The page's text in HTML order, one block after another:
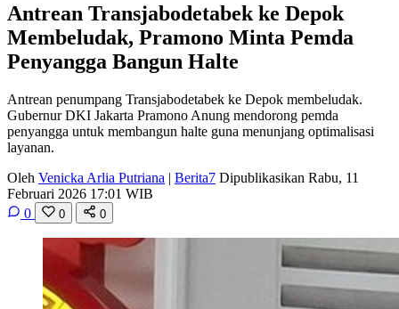
Antrean Transjabodetabek ke Depok
Membeludak, Pramono Minta Pemda
Penyangga Bangun Halte
Antrean penumpang Transjabodetabek ke Depok membeludak.
Gubernur DKI Jakarta Pramono Anung mendorong pemda
penyangga untuk membangun halte guna menunjang optimalisasi
layanan.
Oleh Venicka Arlia Putriana | Berita7 Dipublikasikan Rabu, 11
Februari 2026 17:01 WIB
0
0 0